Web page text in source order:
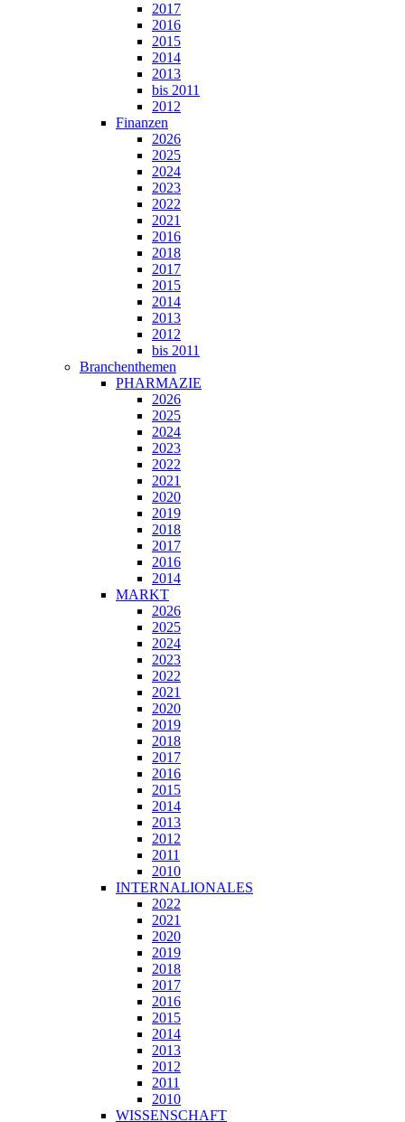
2017
2016
2015
2014
2013
bis 2011
2012
Finanzen
2026
2025
2024
2023
2022
2021
2016
2018
2017
2015
2014
2013
2012
bis 2011
Branchenthemen
PHARMAZIE
2026
2025
2024
2023
2022
2021
2020
2019
2018
2017
2016
2014
MARKT
2026
2025
2024
2023
2022
2021
2020
2019
2018
2017
2016
2015
2014
2013
2012
2011
2010
INTERNALIONALES
2022
2021
2020
2019
2018
2017
2016
2015
2014
2013
2012
2011
2010
WISSENSCHAFT